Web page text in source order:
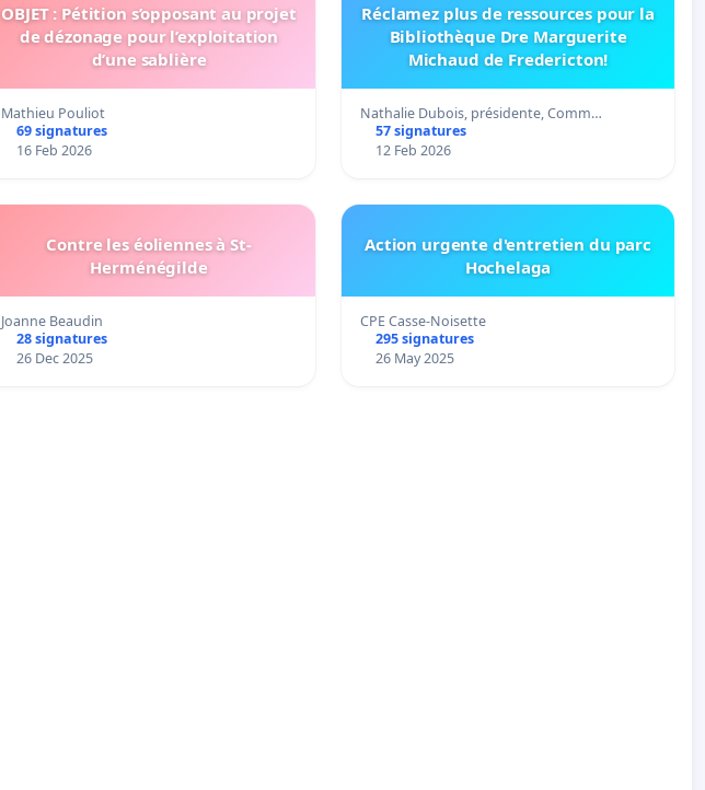
OBJET : Pétition s’opposant au projet
de dézonage pour l’exploitation
d’une sablière
Mathieu Pouliot
69 signatures
16 Feb 2026
Réclamez plus de ressources pour la
Bibliothèque Dre Marguerite
Michaud de Fredericton!
Nathalie Dubois, présidente, Comm…
57 signatures
12 Feb 2026
Contre les éoliennes à St-
Herménégilde
Joanne Beaudin
28 signatures
26 Dec 2025
Action urgente d'entretien du parc
Hochelaga
CPE Casse-Noisette
295 signatures
26 May 2025